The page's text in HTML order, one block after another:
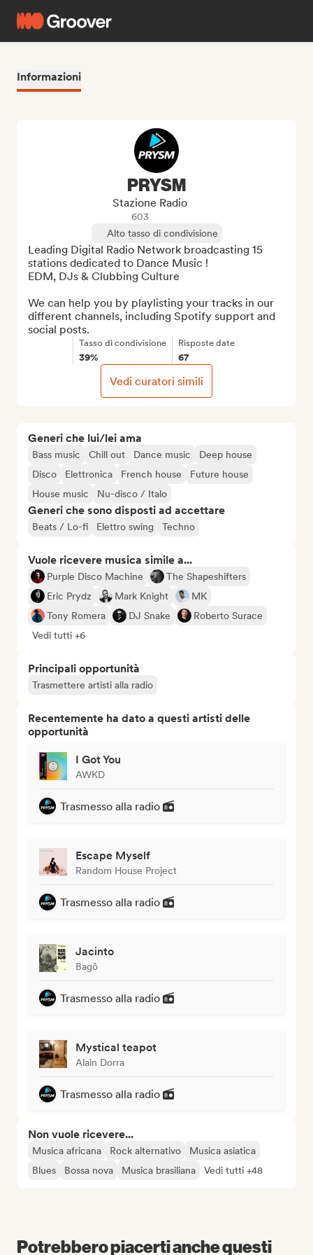
Informazioni
Generi che lui/lei ama
Bass music Chill out Dance music
Deep house
Disco
Elettronica French house
Future house
House music
Nu-disco / Italo
Generi che sono disposti ad accettare
Beats / Lo-fi Elettro swing Techno
Vuole ricevere musica simile a...
Purple Disco Machine
The Shapeshifters
Eric Prydz
Mark Knight
MK
Tony Romera
DJ Snake
Roberto Surace
Vedi tutti +6
Principali opportunità
Trasmettere artisti alla radio
Recentemente ha dato a questi artisti delle
opportunità
I Got You
AWKD
Trasmesso alla radio
Escape Myself
Random House Project
Trasmesso alla radio
Jacinto
Bagô
Trasmesso alla radio
Mystical teapot
Alain Dorra
Trasmesso alla radio
Non vuole ricevere...
Musica africana Rock alternativo
Musica asiatica
Blues
Bossa nova Musica brasiliana Vedi tutti +48
PRYSM
Stazione Radio
603
Alto tasso di condivisione
Leading Digital Radio Network broadcasting 15
stations dedicated to Dance Music !
EDM, DJs & Clubbing Culture
We can help you by playlisting your tracks in our
different channels, including Spotify support and
social posts.
Tasso di condivisione
39%
Risposte date
67
Vedi curatori simili
Potrebbero piacerti anche questi